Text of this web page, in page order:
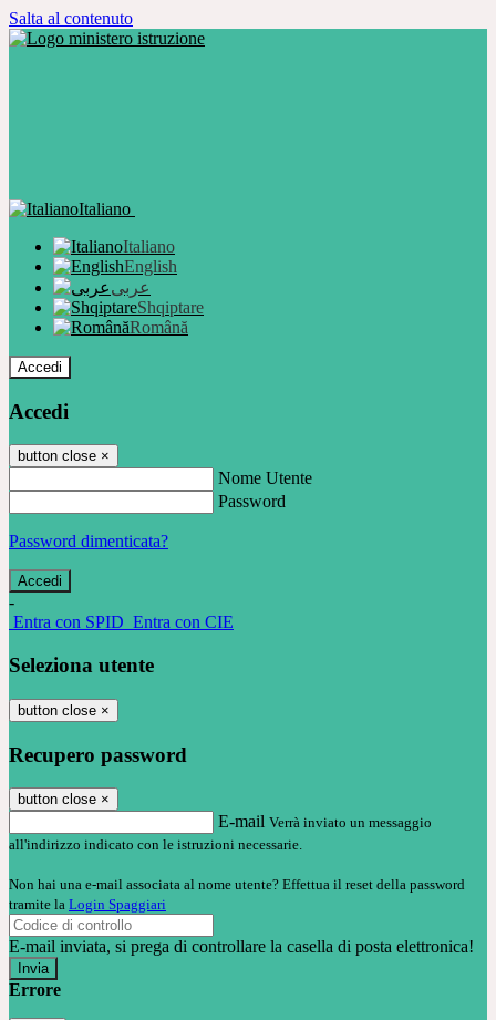
Salta al contenuto
Italiano
Italiano
English
عربى
Shqiptare
Română
Accedi
Accedi
button close ×
Nome Utente
Password
Password dimenticata?
-
Entra con SPID Entra con CIE
Seleziona utente
button close ×
Recupero password
button close ×
E-mail Verrà inviato un messaggio
all'indirizzo indicato con le istruzioni necessarie.
Non hai una e-mail associata al nome utente? Effettua il reset della password
tramite la Login Spaggiari
E-mail inviata, si prega di controllare la casella di posta elettronica!
Errore